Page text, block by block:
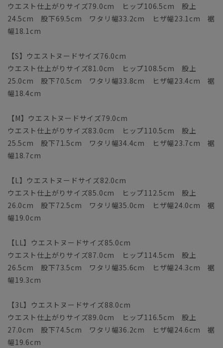
ウエスト仕上がりサイズ79.0cm ヒップ106.5cm 股上
24.5cm 股下69.5cm ワタリ幅33.2cm ヒザ幅23.1cm 裾
幅18.1cm
【S】ウエストヌードサイズ76.0cm
ウエスト仕上がりサイズ81.0cm ヒップ108.5cm 股上
25.0cm 股下70.5cm ワタリ幅33.8cm ヒザ幅23.4cm 裾
幅18.4cm
【M】ウエストヌードサイズ79.0cm
ウエスト仕上がりサイズ83.0cm ヒップ110.5cm 股上
25.5cm 股下71.5cm ワタリ幅34.4cm ヒザ幅23.7cm 裾
幅18.7cm
【L】ウエストヌードサイズ82.0cm
ウエスト仕上がりサイズ85.0cm ヒップ112.5cm 股上
26.0cm 股下72.5cm ワタリ幅35.0cm ヒザ幅24.0cm 裾
幅19.0cm
【LL】ウエストヌードサイズ85.0cm
ウエスト仕上がりサイズ87.0cm ヒップ114.5cm 股上
26.5cm 股下73.5cm ワタリ幅35.6cm ヒザ幅24.3cm 裾
幅19.3cm
【3L】ウエストヌードサイズ88.0cm
ウエスト仕上がりサイズ89.0cm ヒップ116.5cm 股上
27.0cm 股下74.5cm ワタリ幅36.2cm ヒザ幅24.6cm 裾
幅19.6cm